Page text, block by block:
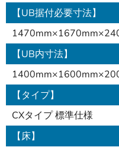
【UB据付必要寸法】
【UB内寸法】
【タイプ】
CXタイプ 標準仕様
【床】